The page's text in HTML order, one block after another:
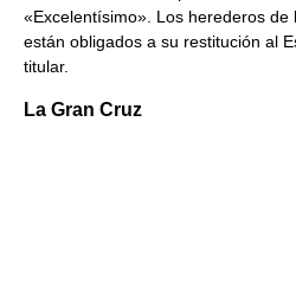
«Excelentísimo». Los herederos de
están obligados a su restitución al
titular.
La Gran Cruz